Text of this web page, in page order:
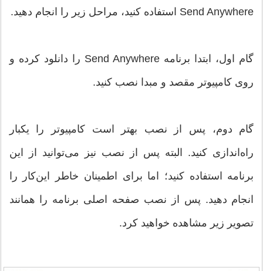
Send Anywhere استفاده کنید، مراحل زیر را انجام دهید.
گام اول، ابتدا برنامه Send Anywhere را دانلود کرده و
روی کامپیوتر مقصد و مبدا نصب کنید.
گام دوم، پس از نصب بهتر است کامپیوتر را یکبار
راه‌اندازی کنید. البته پس از نصب نیز می‌توانید از این
برنامه استفاده کنید؛ اما برای اطمینان خاطر این‌کار را
انجام دهید. پس از نصب صفحه اصلی برنامه را همانند
تصویر زیر مشاهده خواهید کرد.